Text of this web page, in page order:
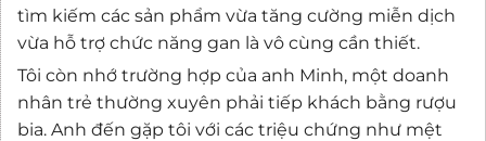
tìm kiếm các sản phẩm vừa tăng cường miễn dịch
vừa hỗ trợ chức năng gan là vô cùng cần thiết.
Tôi còn nhớ trường hợp của anh Minh, một doanh
nhân trẻ thường xuyên phải tiếp khách bằng rượu
bia. Anh đến gặp tôi với các triệu chứng như mệt